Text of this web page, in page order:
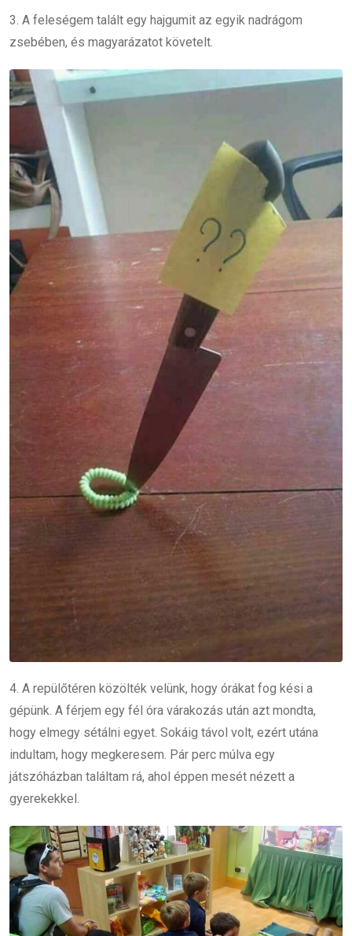
3. A feleségem talált egy hajgumit az egyik nadrágom
zsebében, és magyarázatot követelt.
4. A repülőtéren közölték velünk, hogy órákat fog kési a
gépünk. A férjem egy fél óra várakozás után azt mondta,
hogy elmegy sétálni egyet. Sokáig távol volt, ezért utána
indultam, hogy megkeresem. Pár perc múlva egy
játszóházban találtam rá, ahol éppen mesét nézett a
gyerekekkel.